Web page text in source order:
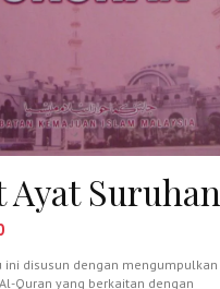
Ayat Suruhan
ini disusun dengan mengumpulkan
Quran yang berkaitan dengan